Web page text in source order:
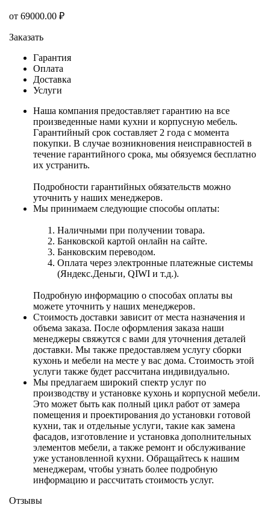
от 69000.00 ₽
Заказать
Гарантия
Оплата
Доставка
Услуги
Наша компания предоставляет гарантию на все
произведенные нами кухни и корпусную мебель.
Гарантийный срок составляет 2 года с момента
покупки. В случае возникновения неисправностей в
течение гарантийного срока, мы обязуемся бесплатно
их устранить.
Подробности гарантийных обязательств можно
уточнить у наших менеджеров.
Мы принимаем следующие способы оплаты:
Наличными при получении товара.
Банковской картой онлайн на сайте.
Банковским переводом.
Оплата через электронные платежные системы
(Яндекс.Деньги, QIWI и т.д.).
Подробную информацию о способах оплаты вы
можете уточнить у наших менеджеров.
Стоимость доставки зависит от места назначения и
объема заказа. После оформления заказа наши
менеджеры свяжутся с вами для уточнения деталей
доставки. Мы также предоставляем услугу сборки
кухонь и мебели на месте у вас дома. Стоимость этой
услуги также будет рассчитана индивидуально.
Мы предлагаем широкий спектр услуг по
производству и установке кухонь и корпусной мебели.
Это может быть как полный цикл работ от замера
помещения и проектирования до установки готовой
кухни, так и отдельные услуги, такие как замена
фасадов, изготовление и установка дополнительных
элементов мебели, а также ремонт и обслуживание
уже установленной кухни. Обращайтесь к нашим
менеджерам, чтобы узнать более подробную
информацию и рассчитать стоимость услуг.
Отзывы